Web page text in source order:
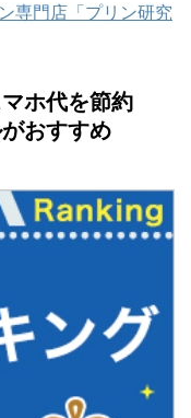
専門店「プリン研究
ホ代を節約
おすすめ